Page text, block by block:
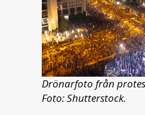
Drönarfoto från
Foto: Shutterstock.